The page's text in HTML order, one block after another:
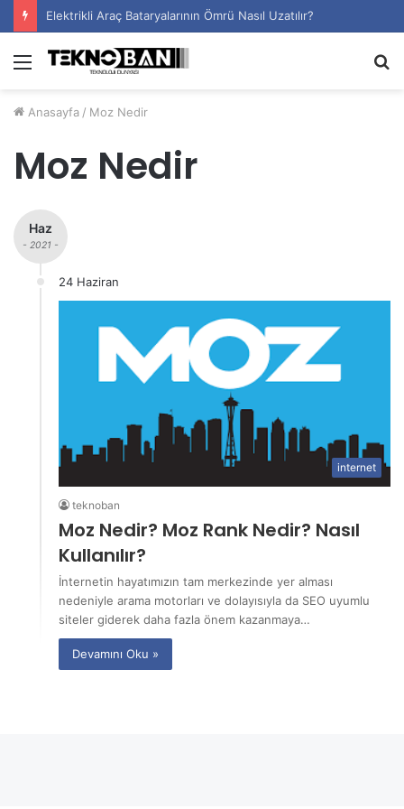
Elektrikli Araç Bataryalarının Ömrü Nasıl Uzatılır?
Menü
Anasayfa / Moz Nedir
Moz Nedir
Haz
- 2021 -
24 Haziran
internet
teknoban
Moz Nedir? Moz Rank Nedir? Nasıl
Kullanılır?
İnternetin hayatımızın tam merkezinde yer alması
nedeniyle arama motorları ve dolayısıyla da SEO uyumlu
siteler giderek daha fazla önem kazanmaya…
Devamını Oku »